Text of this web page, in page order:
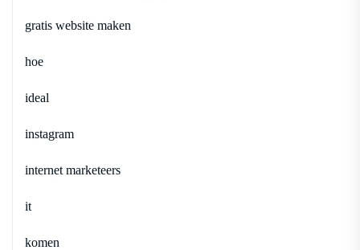
gratis website maken
hoe
ideal
instagram
internet marketeers
it
komen